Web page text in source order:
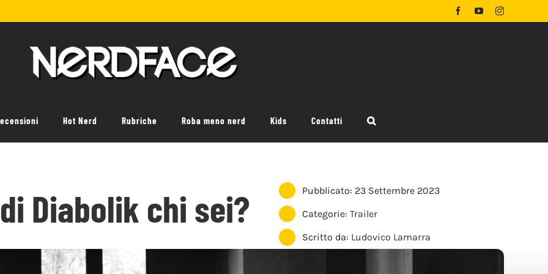
FacebookYouTubeInstagram
Hot Nerd Rubriche Roba meno nerd Kids Contatti
Diabolik chi sei? Pubblicato: 23 Settembre 2023
Categorie:Trailer
Scritto da: Ludovico Lamarra